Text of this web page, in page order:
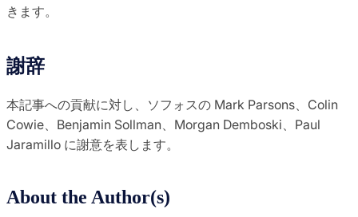
きます。
謝辞
本記事への貢献に対し、ソフォスの Mark Parsons、Colin
Cowie、Benjamin Sollman、Morgan Demboski、Paul
Jaramillo に謝意を表します。
About the Author(s)